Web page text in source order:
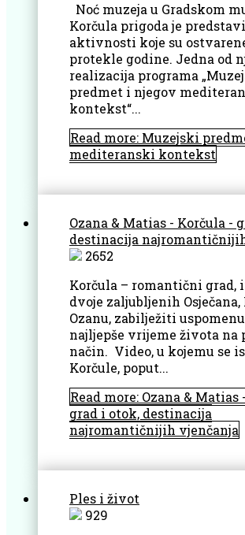
Noć muzeja u Gradskom
Korčula prigoda je
aktivnosti koje su
protekle godine. Jedna od
realizacija programa
predmet i njegov
kontekst“...
Read more: Muzejski
mediteranski kontekst
Ozana & Matias - Korčula -
destinacija
2652
Korčula – romantični grad,
dvoje zaljubljenih
Ozanu, zabilježiti
najljepše vrijeme života na
način. Video, u kojemu se
Korčule, poput...
Read more: Ozana & Matias
grad i otok, destinacija
najromantičnijih vjenčanja
Ples i život
929